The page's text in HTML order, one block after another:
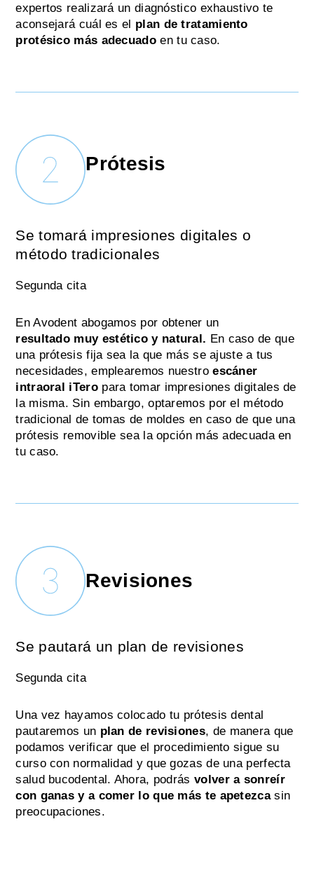
expertos realizará un diagnóstico exhaustivo te
aconsejará cuál es el plan de tratamiento
protésico más adecuado en tu caso.
Prótesis
Se tomará impresiones digitales o
método tradicionales
Segunda cita
En Avodent abogamos por obtener un
resultado muy estético y natural. En caso de que
una prótesis fija sea la que más se ajuste a tus
necesidades, emplearemos nuestroescáner
intraoral iTeropara tomar impresiones digitales de
la misma. Sin embargo, optaremos por el método
tradicional de tomas de moldes en caso de que una
prótesis removible sea la opción más adecuada en
tu caso.
Revisiones
Se pautará un plan de revisiones
Segunda cita
Una vez hayamos colocado tu prótesis dental
pautaremos un plan de revisiones, de manera que
podamos verificar que el procedimiento sigue su
curso con normalidad y que gozas de una perfecta
salud bucodental. Ahora, podrás volver a sonreír
con ganas y a comer lo que más te apetezcasin
preocupaciones.